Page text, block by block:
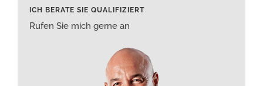
ICH BERATE SIE QUALIFIZIERT
Rufen Sie mich gerne an